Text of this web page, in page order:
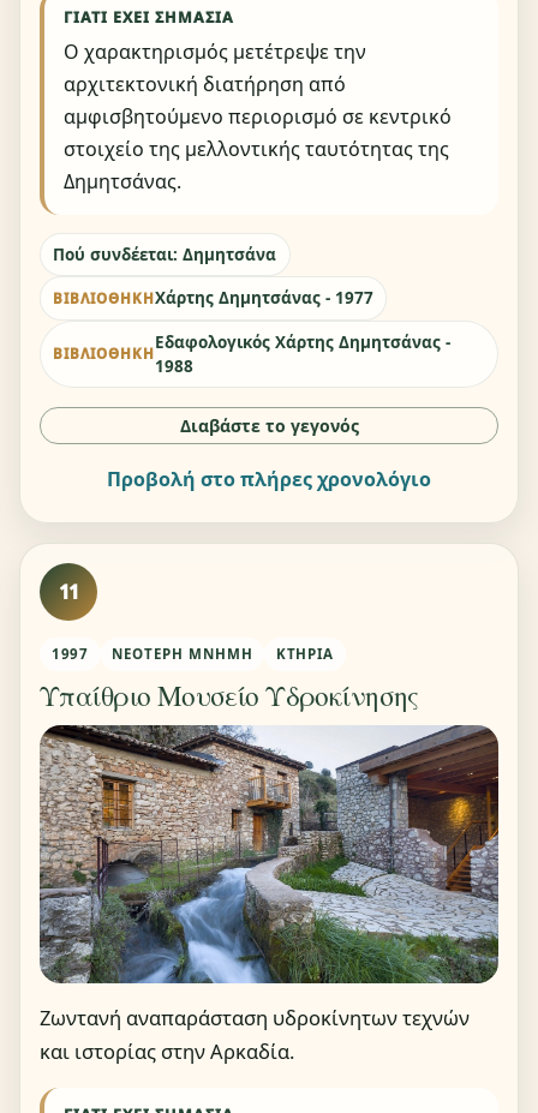
ΓΙΑΤΊ ΈΧΕΙ ΣΗΜΑΣΊΑ
Ο χαρακτηρισμός μετέτρεψε την
αρχιτεκτονική διατήρηση από
αμφισβητούμενο περιορισμό σε κεντρικό
στοιχείο της μελλοντικής ταυτότητας της
Δημητσάνας.
Πού συνδέεται: Δημητσάνα
ΒΙΒΛΙΟΘΉΚΗΧάρτης Δημητσάνας - 1977
ΒΙΒΛΙΟΘΉΚΗ
Εδαφολογικός Χάρτης Δημητσάνας -
1988
Διαβάστε το γεγονός
Προβολή στο πλήρες χρονολόγιο
11
1997 ΝΕΌΤΕΡΗ ΜΝΉΜΗ ΚΤΉΡΙΑ
Υπαίθριο Μουσείο Υδροκίνησης
Ζωντανή αναπαράσταση υδροκίνητων τεχνών
και ιστορίας στην Αρκαδία.